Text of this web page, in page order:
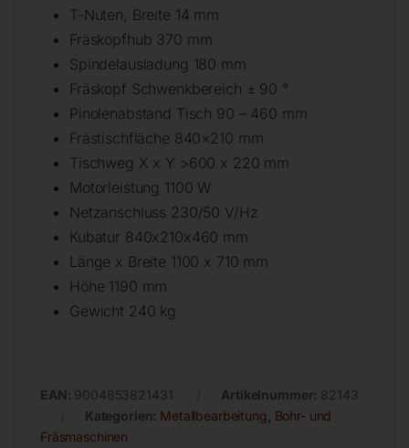
T-Nuten, Breite 14 mm
Fräskopfhub 370 mm
Spindelausladung 180 mm
Fräskopf Schwenkbereich ± 90 °
Pinolenabstand Tisch 90 – 460 mm
Frästischfläche 840×210 mm
Tischweg X x Y >600 x 220 mm
Motorleistung 1100 W
Netzanschluss 230/50 V/Hz
Kubatur 840x210x460 mm
Länge x Breite 1100 x 710 mm
Höhe 1190 mm
Gewicht 240 kg
EAN: 9004853821431 Artikelnummer: 82143
Kategorien: Metallbearbeitung Bohr- und
Fräsmaschinen